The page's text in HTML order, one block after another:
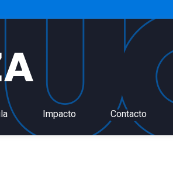
Impacto Contacto